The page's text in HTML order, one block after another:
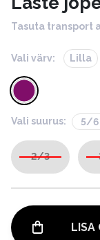
Tasuta transport
Vali värv: Lilla
Vali suurus: 5/6
2/3
LISA